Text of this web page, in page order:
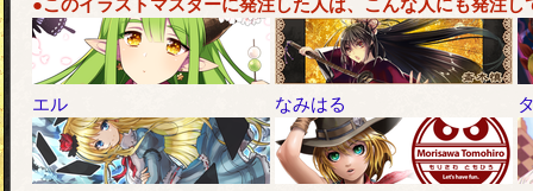
エル なみはる